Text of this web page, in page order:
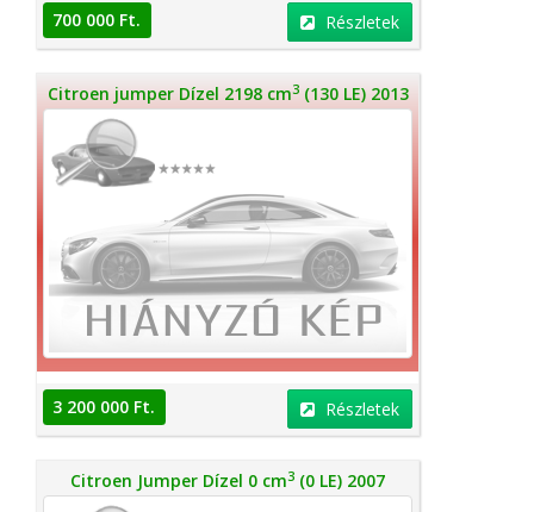
700 000 Ft. Részletek
Citroen jumper Dízel 2198 cm3(130 LE) 2013
3 200 000 Ft. Részletek
Citroen Jumper Dízel 0 cm3 (0 LE) 2007